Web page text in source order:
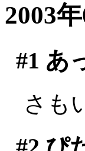
2003
#1 あ
さも